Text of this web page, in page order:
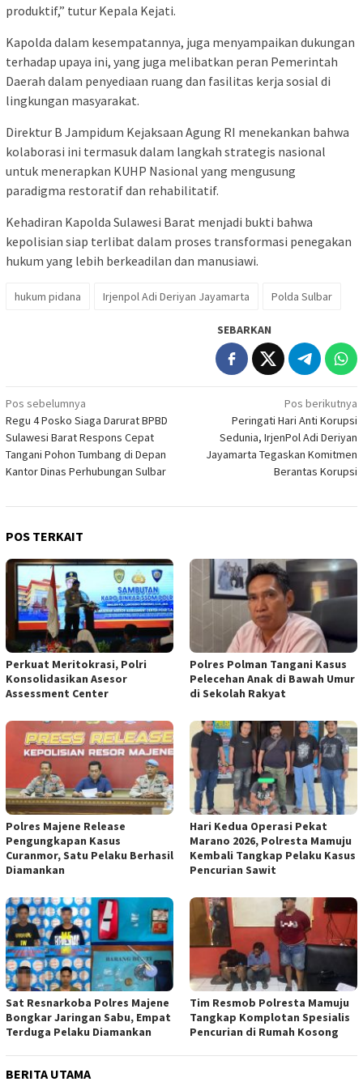
produktif,” tutur Kepala Kejati.
Kapolda dalam kesempatannya, juga menyampaikan dukungan
terhadap upaya ini, yang juga melibatkan peran Pemerintah
Daerah dalam penyediaan ruang dan fasilitas kerja sosial di
lingkungan masyarakat.
Direktur B Jampidum Kejaksaan Agung RI menekankan bahwa
kolaborasi ini termasuk dalam langkah strategis nasional
untuk menerapkan KUHP Nasional yang mengusung
paradigma restoratif dan rehabilitatif.
Kehadiran Kapolda Sulawesi Barat menjadi bukti bahwa
kepolisian siap terlibat dalam proses transformasi penegakan
hukum yang lebih berkeadilan dan manusiawi.
hukum pidana Irjenpol Adi Deriyan Jayamarta Polda Sulbar
SEBARKAN
Navigasi
pos
Pos sebelumnya
Regu 4 Posko Siaga Darurat BPBD
Sulawesi Barat Respons Cepat
Tangani Pohon Tumbang di Depan
Kantor Dinas Perhubungan Sulbar
Pos berikutnya
Peringati Hari Anti Korupsi
Sedunia, IrjenPol Adi Deriyan
Jayamarta Tegaskan Komitmen
Berantas Korupsi
POS TERKAIT
Perkuat Meritokrasi, Polri
Konsolidasikan Asesor
Assessment Center
Polres Polman Tangani Kasus
Pelecehan Anak di Bawah Umur
di Sekolah Rakyat
Polres Majene Release
Pengungkapan Kasus
Curanmor, Satu Pelaku Berhasil
Diamankan
Hari Kedua Operasi Pekat
Marano 2026, Polresta Mamuju
Kembali Tangkap Pelaku Kasus
Pencurian Sawit
Sat Resnarkoba Polres Majene
Bongkar Jaringan Sabu, Empat
Terduga Pelaku Diamankan
Tim Resmob Polresta Mamuju
Tangkap Komplotan Spesialis
Pencurian di Rumah Kosong
BERITA UTAMA